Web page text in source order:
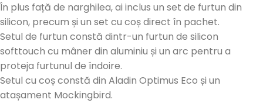
În plus față de narghilea, ai inclus un set de furtun din
silicon, precum și un set cu coș direct în pachet.
Setul de furtun constă dintr-un furtun de silicon
softtouch cu mâner din aluminiu și un arc pentru a
proteja furtunul de îndoire.
Setul cu coș constă din Aladin Optimus Eco și un
atașament Mockingbird.